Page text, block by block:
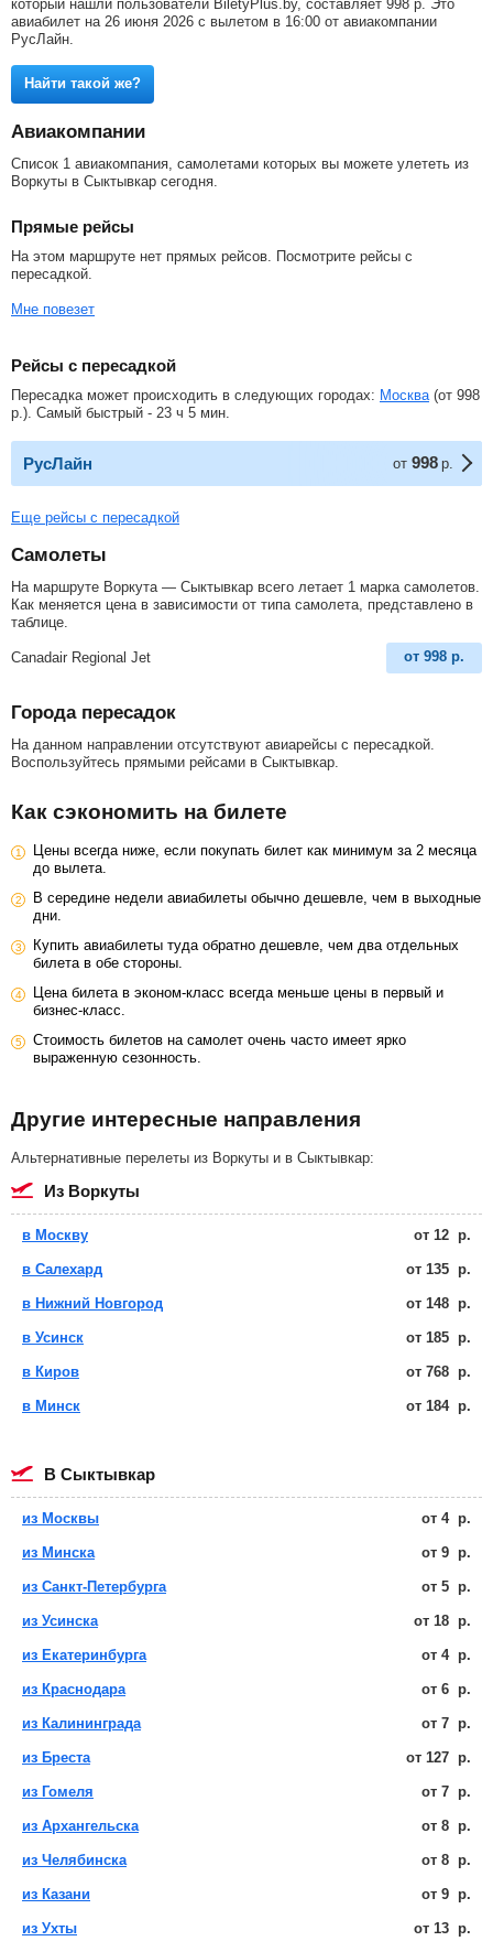
который нашли пользователи BiletyPlus.by, составляет 998 р . Это
авиабилет на 26 июня 2026 с вылетом в 16:00 от авиакомпании
РусЛайн.
Найти такой же?
Авиакомпании
Список 1 авиакомпания, самолетами которых вы можете улететь из
Воркуты в Сыктывкар сегодня.
Прямые рейсы
На этом маршруте нет прямых рейсов. Посмотрите рейсы с
пересадкой.
Мне повезет
Рейсы с пересадкой
Пересадка может происходить в следующих городах: Москва (от 998
р. ). Самый быстрый - 23 ч 5 мин.
РусЛайн от 998 р.
Еще рейсы с пересадкой
Самолеты
На маршруте Воркута — Сыктывкар всего летает 1 марка самолетов.
Как меняется цена в зависимости от типа самолета, представлено в
таблице.
Canadair Regional Jet от 998 р.
Города пересадок
На данном направлении отсутствуют авиарейсы с пересадкой.
Воспользуйтесь прямыми рейсами в Сыктывкар.
Как сэкономить на билете
Цены всегда ниже, если покупать билет как минимум за 2 месяца
до вылета.
В середине недели авиабилеты обычно дешевле, чем в выходные
дни.
Купить авиабилеты туда обратно дешевле, чем два отдельных
билета в обе стороны.
Цена билета в эконом-класс всегда меньше цены в первый и
бизнес-класс.
Стоимость билетов на самолет очень часто имеет ярко
выраженную сезонность.
Другие интересные направления
Альтернативные перелеты из Воркуты и в Сыктывкар:
из Воркуты
в Москву от 12 р.
в Салехард от 135 р.
в Нижний Новгород от 148 р.
в Усинск от 185 р.
в Киров от 768 р.
в Минск от 184 р.
в Сыктывкар
из Москвы от 4 р.
из Минска от 9 р.
из Санкт-Петербурга от 5 р.
из Усинска от 18 р.
из Екатеринбурга от 4 р.
из Краснодара от 6 р.
из Калининграда от 7 р.
из Бреста от 127 р.
из Гомеля от 7 р.
из Архангельска от 8 р.
из Челябинска от 8 р.
из Казани от 9 р.
из Ухты от 13 р.